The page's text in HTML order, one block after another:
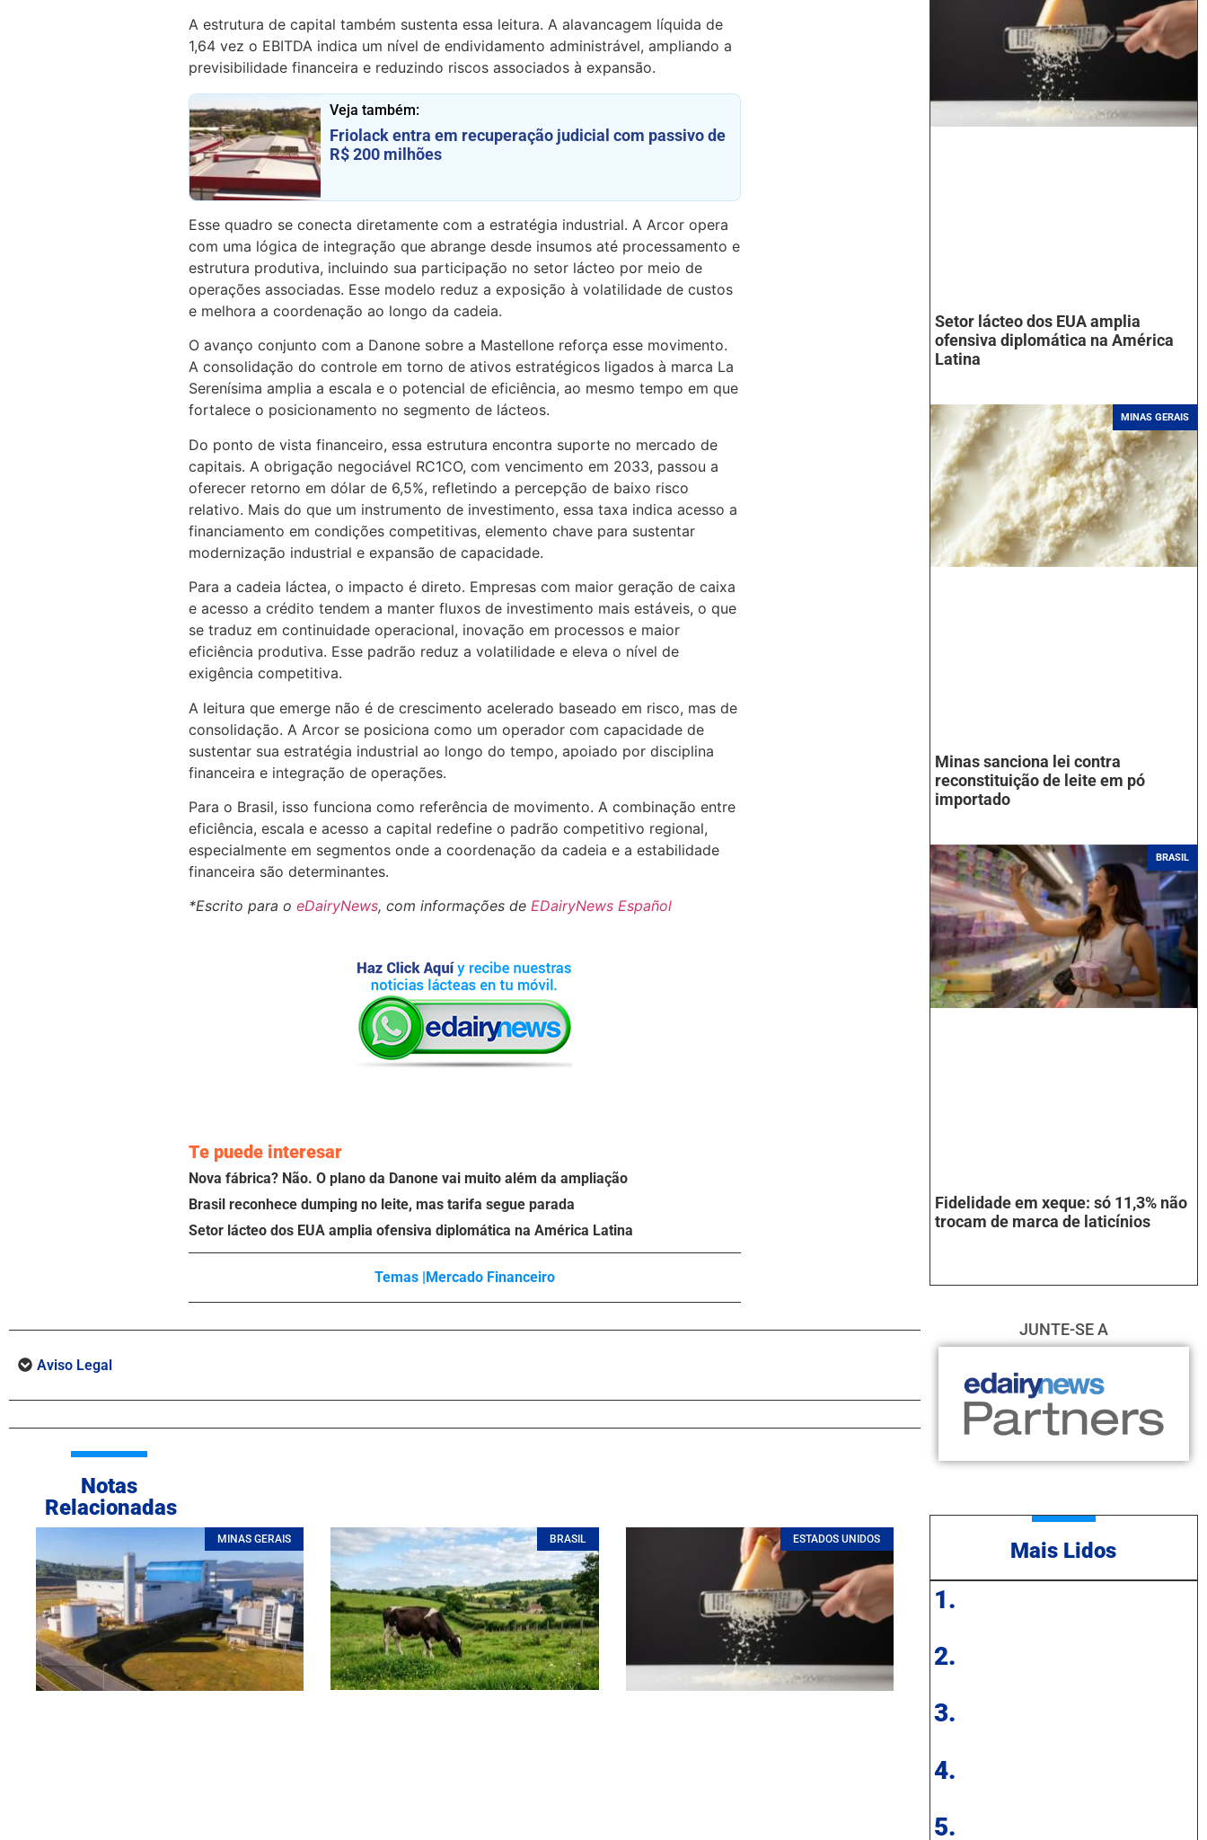
A estrutura de capital também sustenta essa leitura. A alavancagem líquida de
1,64 vez o EBITDA indica um nível de endividamento administrável, ampliando a
previsibilidade financeira e reduzindo riscos associados à expansão.
Veja também:
Friolack entra em recuperação judicial com passivo de
R$ 200 milhões
Esse quadro se conecta diretamente com a estratégia industrial. A Arcor opera
com uma lógica de integração que abrange desde insumos até processamento e
estrutura produtiva, incluindo sua participação no setor lácteo por meio de
operações associadas. Esse modelo reduz a exposição à volatilidade de custos
e melhora a coordenação ao longo da cadeia.
O avanço conjunto com a Danone sobre a Mastellone reforça esse movimento.
A consolidação do controle em torno de ativos estratégicos ligados à marca La
Serenísima amplia a escala e o potencial de eficiência, ao mesmo tempo em que
fortalece o posicionamento no segmento de lácteos.
Do ponto de vista financeiro, essa estrutura encontra suporte no mercado de
capitais. A obrigação negociável RC1CO, com vencimento em 2033, passou a
oferecer retorno em dólar de 6,5%, refletindo a percepção de baixo risco
relativo. Mais do que um instrumento de investimento, essa taxa indica acesso a
financiamento em condições competitivas, elemento chave para sustentar
modernização industrial e expansão de capacidade.
Para a cadeia láctea, o impacto é direto. Empresas com maior geração de caixa
e acesso a crédito tendem a manter fluxos de investimento mais estáveis, o que
se traduz em continuidade operacional, inovação em processos e maior
eficiência produtiva. Esse padrão reduz a volatilidade e eleva o nível de
exigência competitiva.
A leitura que emerge não é de crescimento acelerado baseado em risco, mas de
consolidação. A Arcor se posiciona como um operador com capacidade de
sustentar sua estratégia industrial ao longo do tempo, apoiado por disciplina
financeira e integração de operações.
Para o Brasil, isso funciona como referência de movimento. A combinação entre
eficiência, escala e acesso a capital redefine o padrão competitivo regional,
especialmente em segmentos onde a coordenação da cadeia e a estabilidade
financeira são determinantes.
*Escrito para o eDairyNews, com informações de EDairyNews Español
Te puede interesar
Nova fábrica? Não. O plano da Danone vai muito além da ampliação
Brasil reconhece dumping no leite, mas tarifa segue parada
Setor lácteo dos EUA amplia ofensiva diplomática na América Latina
Temas |Mercado Financeiro
Aviso Legal
Notas
Relacionadas
MINAS GERAIS BRASIL ESTADOS UNIDOS
Setor lácteo dos EUA amplia
ofensiva diplomática na América
Latina
MINAS GERAIS
Minas sanciona lei contra
reconstituição de leite em pó
importado
BRASIL
Fidelidade em xeque: só 11,3% não
trocam de marca de laticínios
JUNTE-SE A
Mais Lidos
1.
2.
3.
4.
5.